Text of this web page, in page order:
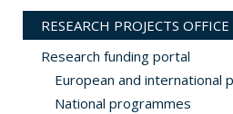
RESEARCH PROJECTS OFFICE
Research funding portal
European and international
National programmes